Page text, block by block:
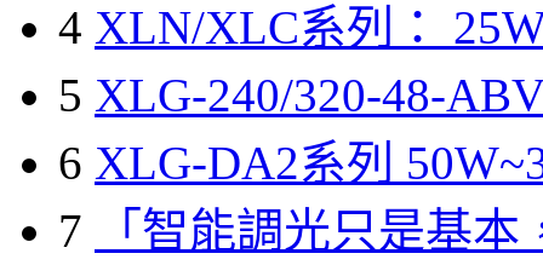
4 XLN/XLC系列：
5 XLG-240/320-48-
6 XLG-DA2系列
7
「智能調光只是基本